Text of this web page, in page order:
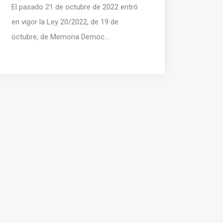
El pasado 21 de octubre de 2022 entró
en vigor la Ley 20/2022, de 19 de
octubre, de Memoria Democ...